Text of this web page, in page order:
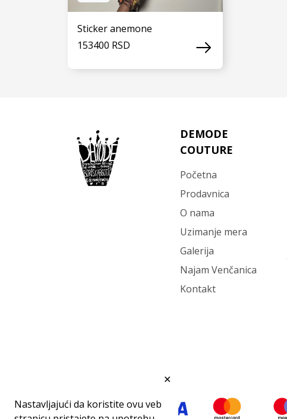
Sticker anemone
153400 RSD
DEMODE
COUTURE
Početna
Prodavnica
O nama
Uzimanje mera
Galerija
Najam Venčanica
Kontakt
Nastavljajući da koristite ovu veb
✕